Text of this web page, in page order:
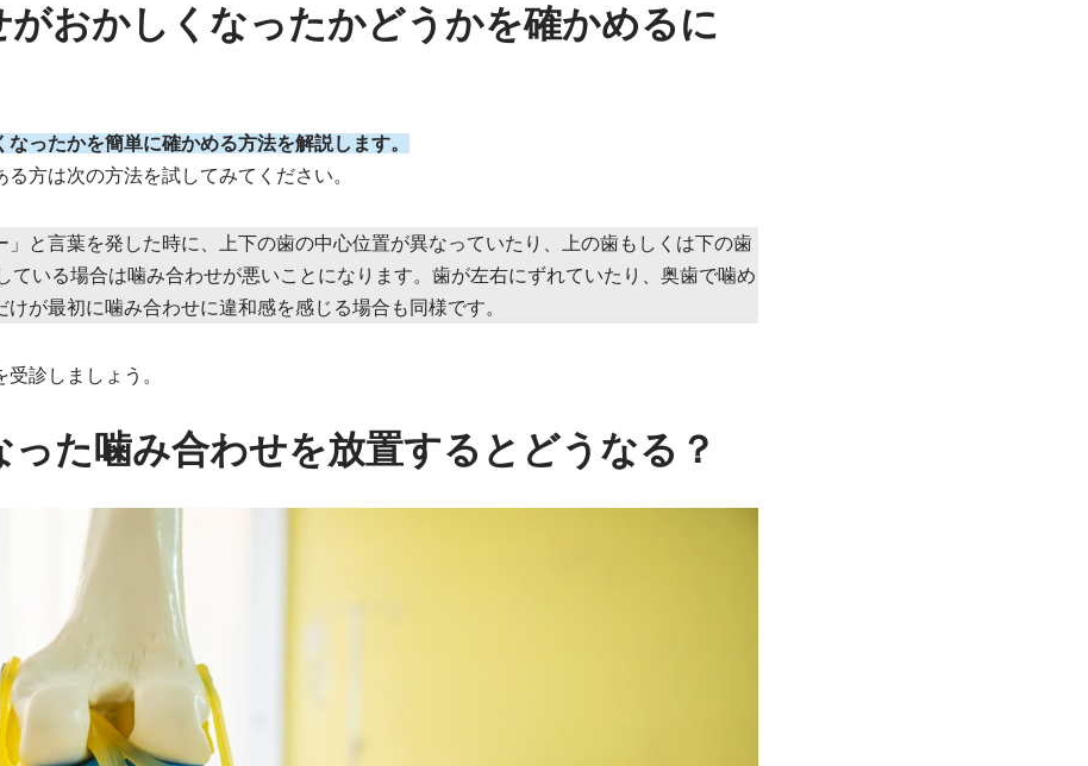
がおかしくなったかどうかを確かめるに
なったかを簡単に確かめる方法を解説します。
方は次の方法を試してみてください。
」と言葉を発した時に、上下の歯の中心位置が異なっていたり、上の歯もしくは下の歯
ている場合は噛み合わせが悪いことになります。歯が左右にずれていたり、奥歯で噛め
が最初に噛み合わせに違和感を感じる場合も同様です。
診しましょう。
った噛み合わせを放置するとどうなる？